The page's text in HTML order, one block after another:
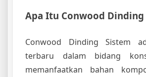
Apa Itu Conwood Dinding
Conwood Dinding Sistem
terbaru dalam bidang
memanfaatkan bahan